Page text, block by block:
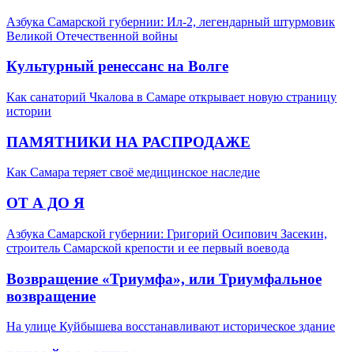
Азбука Самарской губернии: Ил-2, легендарный штурмовик
Великой Отечественной войны
Культурный ренессанс на Волге
Как санаторий Чкалова в Самаре открывает новую страницу
истории
ПАМЯТНИКИ НА РАСПРОДАЖЕ
Как Самара теряет своё медицинское наследие
ОТ А ДО Я
Азбука Самарской губернии: Григорий Осипович Засекин,
строитель Самарской крепости и ее первый воевода
Возвращение «Триумфа», или Триумфальное
возвращение
На улице Куйбышева восстанавливают историческое здание